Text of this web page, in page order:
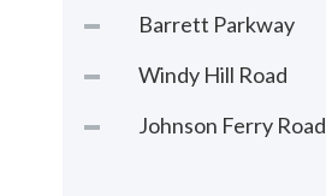
Barrett Parkway
Windy Hill Road
Johnson Ferry Road